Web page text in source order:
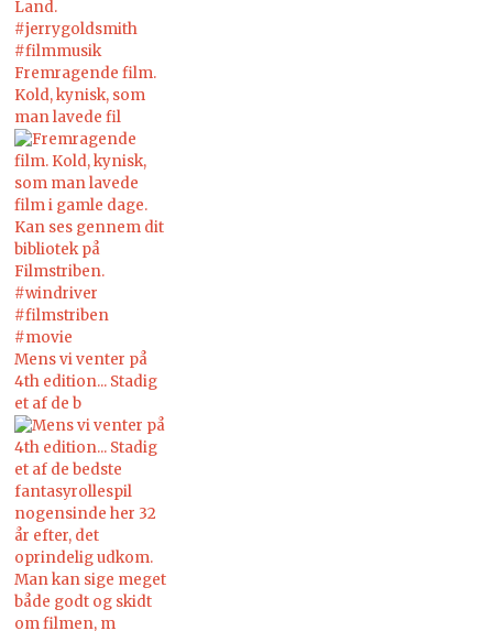
Fremragende film.
Kold, kynisk, som
man lavede fil
Mens vi venter på
4th edition... Stadig
et af de b
Man kan sige meget
både godt og skidt
om filmen, m